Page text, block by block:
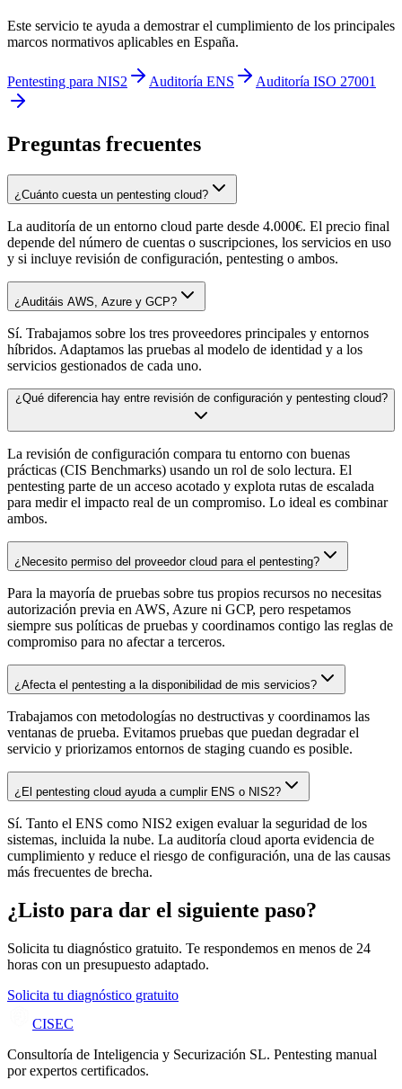
Este servicio te ayuda a demostrar el cumplimiento de los principales
marcos normativos aplicables en España.
Pentesting para NIS2 Auditoría ENS Auditoría ISO 27001
Preguntas frecuentes
¿Cuánto cuesta un pentesting cloud?
La auditoría de un entorno cloud parte desde 4.000€. El precio final
depende del número de cuentas o suscripciones, los servicios en uso
y si incluye revisión de configuración, pentesting o ambos.
¿Auditáis AWS, Azure y GCP?
Sí. Trabajamos sobre los tres proveedores principales y entornos
híbridos. Adaptamos las pruebas al modelo de identidad y a los
servicios gestionados de cada uno.
¿Qué diferencia hay entre revisión de configuración y pentesting cloud?
La revisión de configuración compara tu entorno con buenas
prácticas (CIS Benchmarks) usando un rol de solo lectura. El
pentesting parte de un acceso acotado y explota rutas de escalada
para medir el impacto real de un compromiso. Lo ideal es combinar
ambos.
¿Necesito permiso del proveedor cloud para el pentesting?
Para la mayoría de pruebas sobre tus propios recursos no necesitas
autorización previa en AWS, Azure ni GCP, pero respetamos
siempre sus políticas de pruebas y coordinamos contigo las reglas de
compromiso para no afectar a terceros.
¿Afecta el pentesting a la disponibilidad de mis servicios?
Trabajamos con metodologías no destructivas y coordinamos las
ventanas de prueba. Evitamos pruebas que puedan degradar el
servicio y priorizamos entornos de staging cuando es posible.
¿El pentesting cloud ayuda a cumplir ENS o NIS2?
Sí. Tanto el ENS como NIS2 exigen evaluar la seguridad de los
sistemas, incluida la nube. La auditoría cloud aporta evidencia de
cumplimiento y reduce el riesgo de configuración, una de las causas
más frecuentes de brecha.
¿Listo para dar el siguiente paso?
Solicita tu diagnóstico gratuito. Te respondemos en menos de 24
horas con un presupuesto adaptado.
Solicita tu diagnóstico gratuito
CISEC
Consultoría de Inteligencia y Securización SL. Pentesting manual
por expertos certificados.